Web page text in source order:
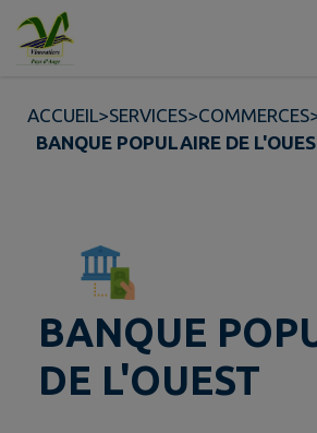
Contenu
ACCUEIL>SERVICES>COMMERCES
BANQUE POPULAIRE DE
BANQUE
DE L'OUEST